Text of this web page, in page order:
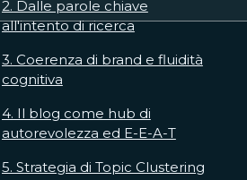
2. Dalle parole chiave
all'intento di ricerca
3. Coerenza di brand e fluidità
cognitiva
4. Il blog come hub di
autorevolezza ed E-E-A-T
5. Strategia di Topic Clustering